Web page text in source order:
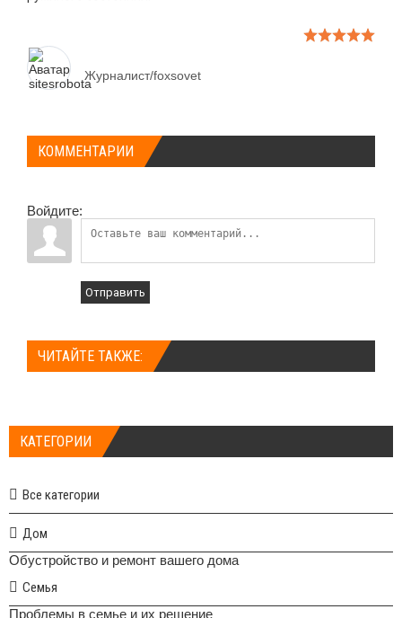
Журналист/foxsovet
КОММЕНТАРИИ
Войдите:
Отправить
ЧИТАЙТЕ ТАКЖЕ:
КАТЕГОРИИ
Все категории
Дом
Обустройство и ремонт вашего дома
Семья
Проблемы в семье и их решение